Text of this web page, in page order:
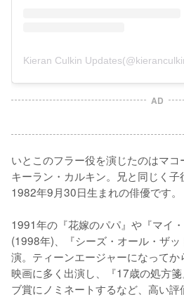
AD
いとこのフラー役を演じたのはマ
キーラン・カルキン。兄と同じく子
1982年9月30日生まれの俳優です。
1991年の『花嫁のパパ』や『マイ
(1998年)、『シーズ・オール・ザ
演。ティーンエージャーになってか
映画に多く出演し、『17歳の処方
ブ賞にノミネートするなど、高い評